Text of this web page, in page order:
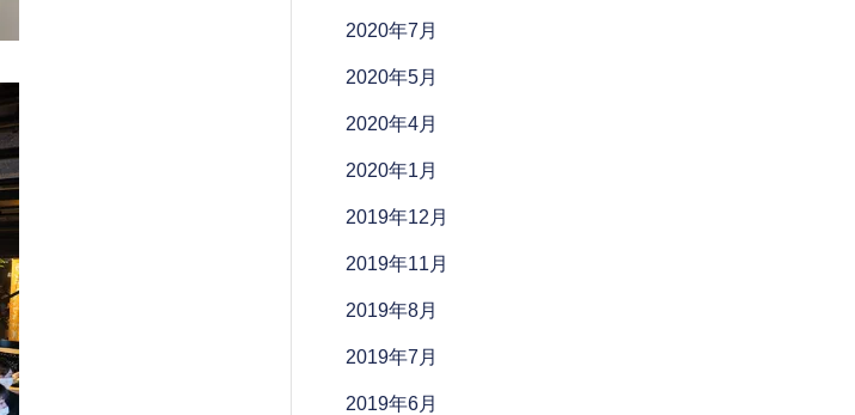
2020年7月
2020年5月
2020年4月
2020年1月
2019年12月
2019年11月
2019年8月
2019年7月
2019年6月